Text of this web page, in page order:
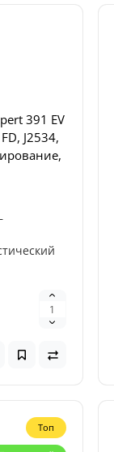
391 EV
J2534,
Топ